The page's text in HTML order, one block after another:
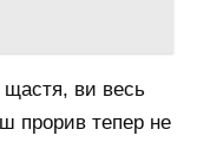
щастя, ви весь
прорив тепер не